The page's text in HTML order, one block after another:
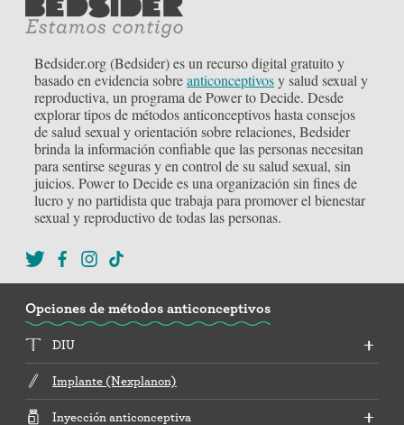
Bedsider.org (Bedsider) es un recurso digital gratuito y
basado en evidencia sobreanticonceptivosy salud sexual y
reproductiva, un programa de Power to Decide. Desde
explorar tipos de métodos anticonceptivos hasta consejos
de salud sexual y orientación sobre relaciones, Bedsider
brinda la información confiable que las personas necesitan
para sentirse seguras y en control de su salud sexual, sin
juicios. Power to Decide es una organización sin fines de
lucro y no partidista que trabaja para promover el bienestar
sexual y reproductivo de todas las personas.
Opciones de métodos anticonceptivos
DIU
Implante (Nexplanon)
Inyección anticonceptiva